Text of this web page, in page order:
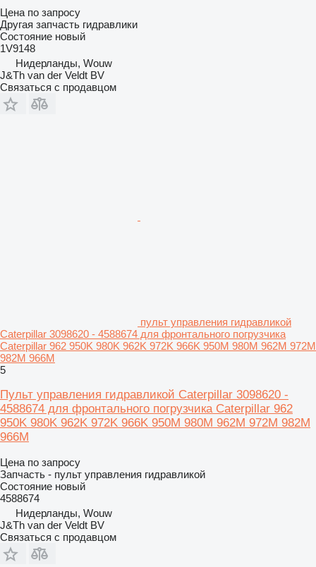
Цена по запросу
Другая запчасть гидравлики
Состояние новый
1V9148
Нидерланды, Wouw
J&Th van der Veldt BV
Связаться с продавцом
пульт управления гидравликой
Caterpillar 3098620 - 4588674 для фронтального погрузчика
Caterpillar 962 950K 980K 962K 972K 966K 950M 980M 962M 972M
982M 966M
5
Пульт управления гидравликой Caterpillar 3098620 -
4588674 для фронтального погрузчика Caterpillar 962
950K 980K 962K 972K 966K 950M 980M 962M 972M 982M
966M
Цена по запросу
Запчасть - пульт управления гидравликой
Состояние новый
4588674
Нидерланды, Wouw
J&Th van der Veldt BV
Связаться с продавцом